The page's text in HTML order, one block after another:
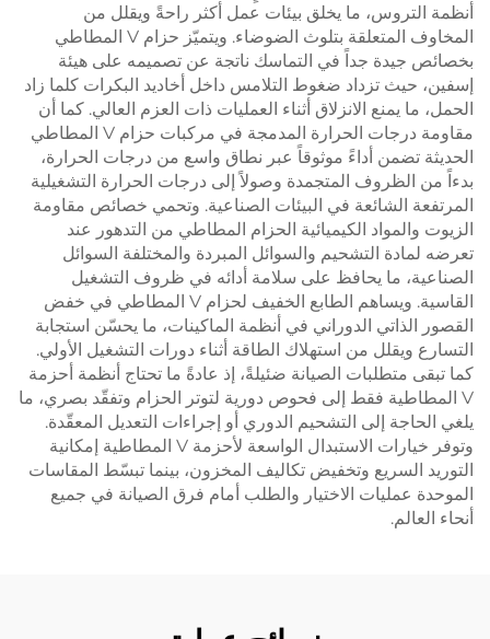
أنظمة التروس، ما يخلق بيئات عمل أكثر راحةً ويقلل من
المخاوف المتعلقة بتلوث الضوضاء. ويتميّز حزام V المطاطي
بخصائص جيدة جداً في التماسك ناتجة عن تصميمه على هيئة
إسفين، حيث تزداد ضغوط التلامس داخل أخاديد البكرات كلما زاد
الحمل، ما يمنع الانزلاق أثناء العمليات ذات العزم العالي. كما أن
مقاومة درجات الحرارة المدمجة في مركبات حزام V المطاطي
الحديثة تضمن أداءً موثوقاً عبر نطاق واسع من درجات الحرارة،
بدءاً من الظروف المتجمدة وصولاً إلى درجات الحرارة التشغيلية
المرتفعة الشائعة في البيئات الصناعية. وتحمي خصائص مقاومة
الزيوت والمواد الكيميائية الحزام المطاطي من التدهور عند
تعرضه لمادة التشحيم والسوائل المبردة والمختلفة السوائل
الصناعية، ما يحافظ على سلامة أدائه في ظروف التشغيل
القاسية. ويساهم الطابع الخفيف لحزام V المطاطي في خفض
القصور الذاتي الدوراني في أنظمة الماكينات، ما يحسّن استجابة
التسارع ويقلل من استهلاك الطاقة أثناء دورات التشغيل الأولي.
كما تبقى متطلبات الصيانة ضئيلةً، إذ عادةً ما تحتاج أنظمة أحزمة
V المطاطية فقط إلى فحوص دورية لتوتر الحزام وتفقّد بصري، ما
يلغي الحاجة إلى التشحيم الدوري أو إجراءات التعديل المعقّدة.
وتوفر خيارات الاستبدال الواسعة لأحزمة V المطاطية إمكانية
التوريد السريع وتخفيض تكاليف المخزون، بينما تبسّط المقاسات
الموحدة عمليات الاختيار والطلب أمام فرق الصيانة في جميع
أنحاء العالم.